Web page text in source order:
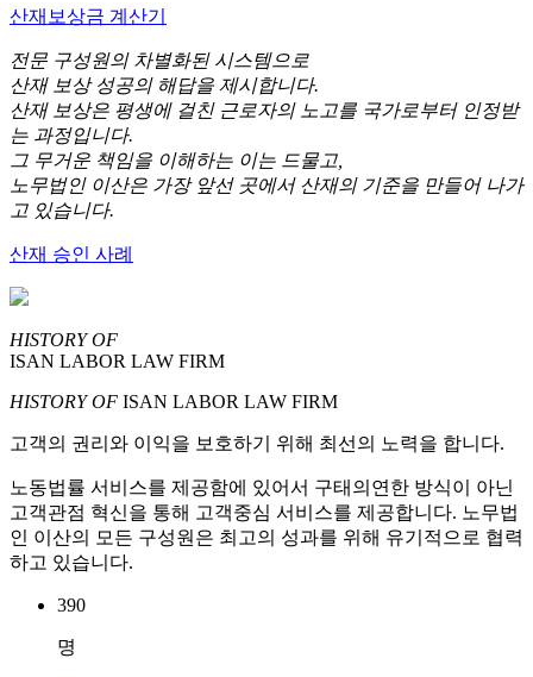
산재보상금 계산기
전문 구성원의 차별화된 시스템으로
산재 보상 성공의 해답을 제시합니다.
산재 보상은 평생에 걸친 근로자의 노고를 국가로부터 인정받
는 과정입니다.
그 무거운 책임을 이해하는 이는 드물고,
노무법인 이산은 가장 앞선 곳에서 산재의 기준을 만들어 나가
고 있습니다.
산재 승인 사례
HISTORY OF
ISAN LABOR LAW FIRM
HISTORY OF ISAN LABOR LAW FIRM
고객의 권리와 이익을 보호하기 위해 최선의 노력을 합니다.
노동법률 서비스를 제공함에 있어서 구태의연한 방식이 아닌
고객관점 혁신을 통해 고객중심 서비스를 제공합니다. 노무법
인 이산의 모든 구성원은 최고의 성과를 위해 유기적으로 협력
하고 있습니다.
390
명